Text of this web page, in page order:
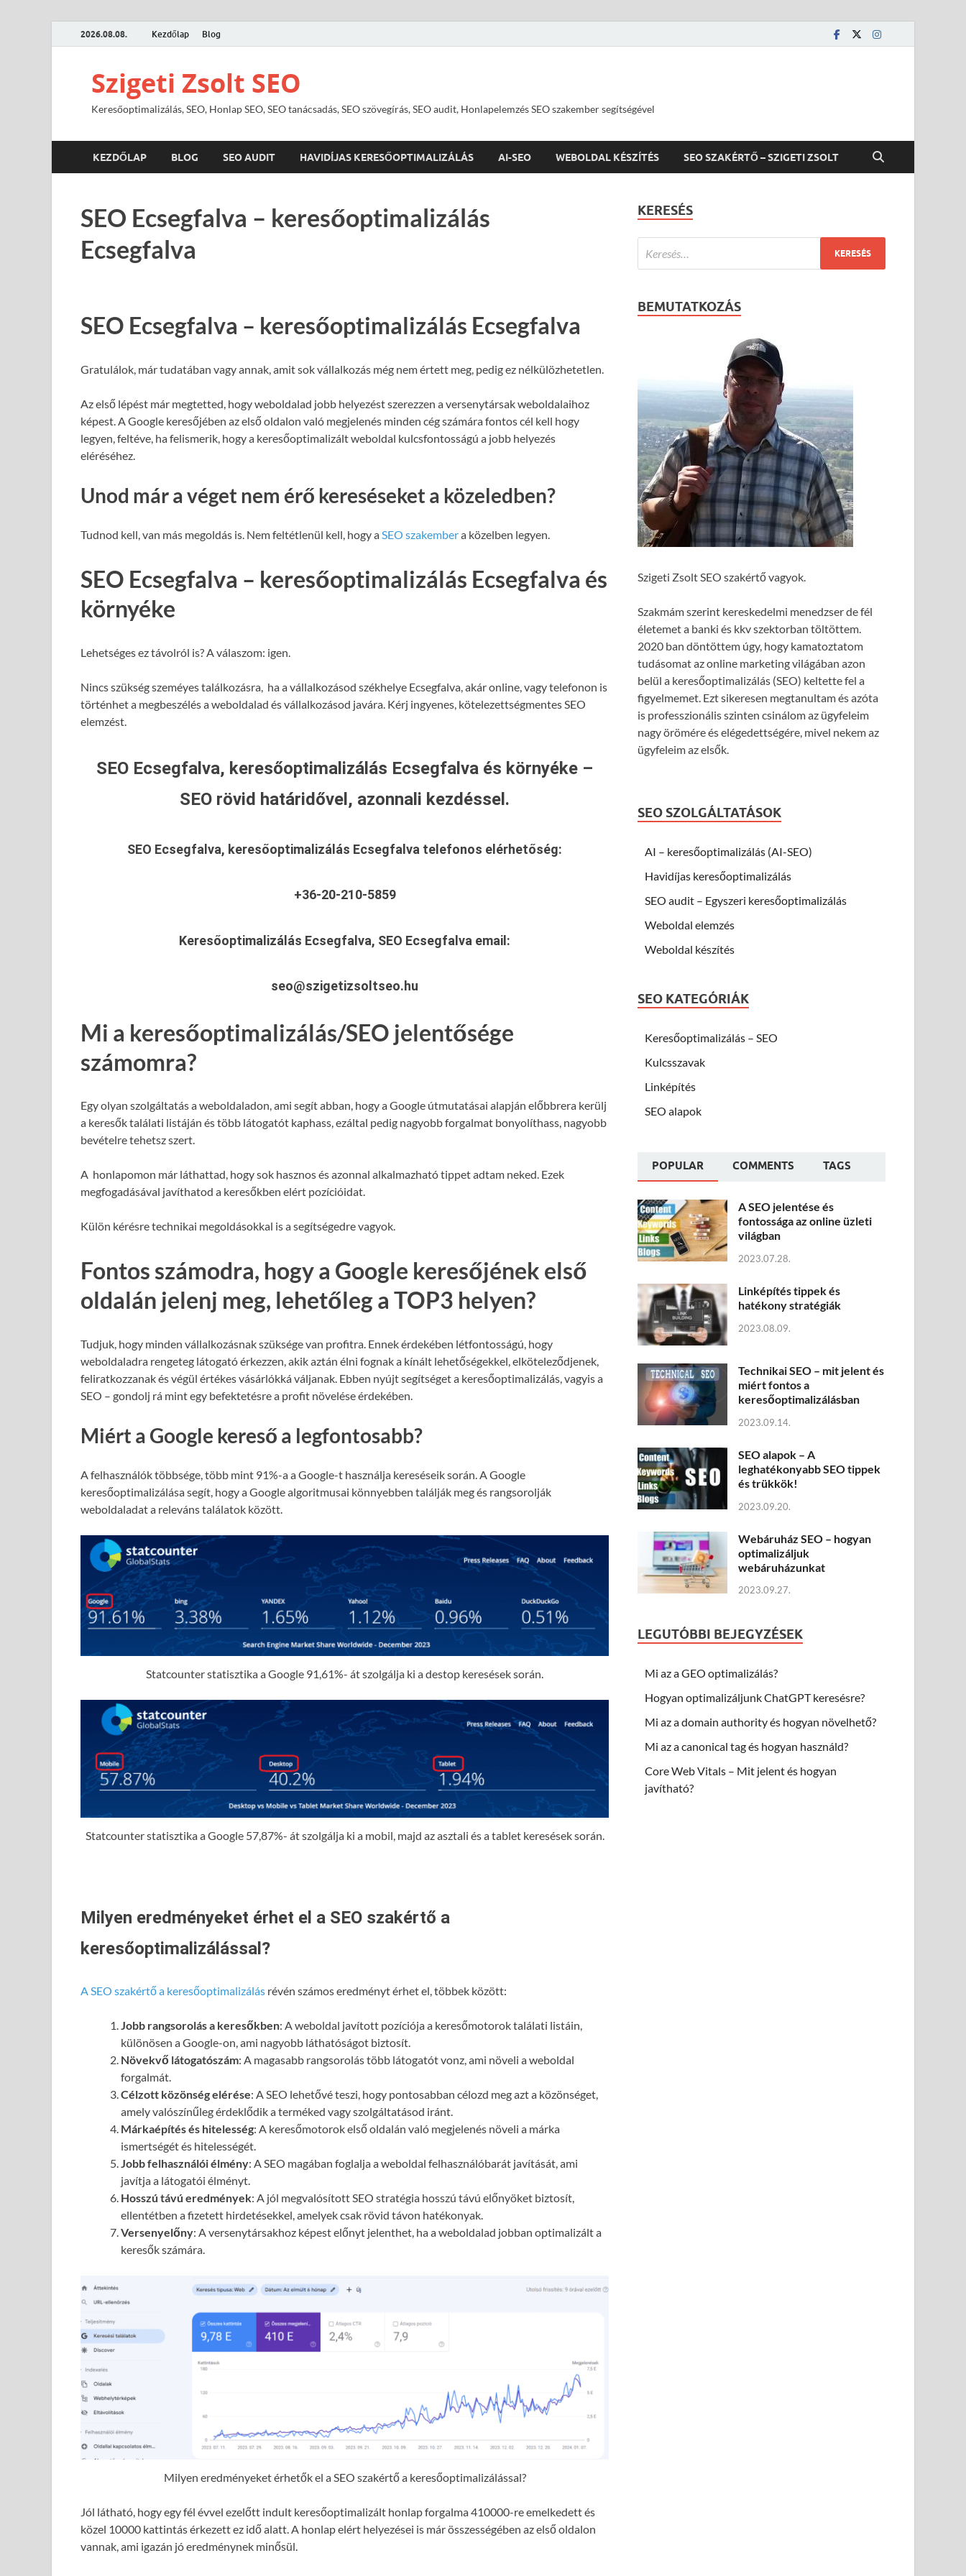
2026.08.08. Kezdőlap Blog
Szigeti Zsolt SEO
Keresőoptimalizálás, SEO, Honlap SEO, SEO tanácsadás, SEO szövegírás, SEO audit, Honlapelemzés SEO szakember segítségével
KEZDŐLAP BLOG SEO AUDIT HAVIDÍJAS KERESŐOPTIMALIZÁLÁS AI-SEO WEBOLDAL KÉSZÍTÉS SEO SZAKÉRTŐ – SZIGETI ZSOLT
SEO Ecsegfalva – keresőoptimalizálás
Ecsegfalva
SEO Ecsegfalva – keresőoptimalizálás Ecsegfalva
Gratulálok, már tudatában vagy annak, amit sok vállalkozás még nem értett meg, pedig ez nélkülözhetetlen.
Az első lépést már megtetted, hogy weboldalad jobb helyezést szerezzen a versenytársak weboldalaihoz
képest. A Google keresőjében az első oldalon való megjelenés minden cég számára fontos cél kell hogy
legyen, feltéve, ha felismerik, hogy a keresőoptimalizált weboldal kulcsfontosságú a jobb helyezés
eléréséhez.
Unod már a véget nem érő kereséseket a közeledben?
Tudnod kell, van más megoldás is. Nem feltétlenül kell, hogy aSEO szakembera közelben legyen.
SEO Ecsegfalva – keresőoptimalizálás Ecsegfalva és
környéke
Lehetséges ez távolról is? A válaszom: igen.
Nincs szükség szeméyes találkozásra, ha a vállalkozásod székhelye Ecsegfalva, akár online, vagy telefonon is
történhet a megbeszélés a weboldalad és vállalkozásod javára. Kérj ingyenes, kötelezettségmentes SEO
elemzést.
SEO Ecsegfalva, keresőoptimalizálás Ecsegfalva és környéke –
SEO rövid határidővel, azonnali kezdéssel.
SEO Ecsegfalva, keresőoptimalizálás Ecsegfalva telefonos elérhetőség:
+36-20-210-5859
Keresőoptimalizálás Ecsegfalva, SEO Ecsegfalva email:
seo@szigetizsoltseo.hu
Mi a keresőoptimalizálás/SEO jelentősége
számomra?
Egy olyan szolgáltatás a weboldaladon, ami segít abban, hogy a Google útmutatásai alapján előbbrera kerülj
a keresők találati listáján és több látogatót kaphass, ezáltal pedig nagyobb forgalmat bonyolíthass, nagyobb
bevételre tehetsz szert.
A honlapomon már láthattad, hogy sok hasznos és azonnal alkalmazható tippet adtam neked. Ezek
megfogadásával javíthatod a keresőkben elért pozícióidat.
Külön kérésre technikai megoldásokkal is a segítségedre vagyok.
Fontos számodra, hogy a Google keresőjének első
oldalán jelenj meg, lehetőleg a TOP3 helyen?
Tudjuk, hogy minden vállalkozásnak szüksége van profitra. Ennek érdekében létfontosságú, hogy
weboldaladra rengeteg látogató érkezzen, akik aztán élni fognak a kínált lehetőségekkel, elköteleződjenek,
feliratkozzanak és végül értékes vásárlókká váljanak. Ebben nyújt segítséget a keresőoptimalizálás, vagyis a
SEO – gondolj rá mint egy befektetésre a profit növelése érdekében.
Miért a Google kereső a legfontosabb?
A felhasználók többsége, több mint 91%-a a Google-t használja kereséseik során. A Google
keresőoptimalizálása segít, hogy a Google algoritmusai könnyebben találják meg és rangsorolják
weboldaladat a releváns találatok között.
Statcounter statisztika a Google 91,61%- át szolgálja ki a destop keresések során.
Statcounter statisztika a Google 57,87%- át szolgálja ki a mobil, majd az asztali és a tablet keresések során.
Milyen eredményeket érhet el a SEO szakértő a
keresőoptimalizálással?
A SEO szakértő a keresőoptimalizálás révén számos eredményt érhet el, többek között:
Jobb rangsorolás a keresőkben: A weboldal javított pozíciója a keresőmotorok találati listáin,
különösen a Google-on, ami nagyobb láthatóságot biztosít.
Növekvő látogatószám: A magasabb rangsorolás több látogatót vonz, ami növeli a weboldal
forgalmát.
Célzott közönség elérése: A SEO lehetővé teszi, hogy pontosabban célozd meg azt a közönséget,
amely valószínűleg érdeklődik a terméked vagy szolgáltatásod iránt.
Márkaépítés és hitelesség: A keresőmotorok első oldalán való megjelenés növeli a márka
ismertségét és hitelességét.
Jobb felhasználói élmény: A SEO magában foglalja a weboldal felhasználóbarát javítását, ami
javítja a látogatói élményt.
Hosszú távú eredmények: A jól megvalósított SEO stratégia hosszú távú előnyöket biztosít,
ellentétben a fizetett hirdetésekkel, amelyek csak rövid távon hatékonyak.
Versenyelőny: A versenytársakhoz képest előnyt jelenthet, ha a weboldalad jobban optimalizált a
keresők számára.
Milyen eredményeket érhetők el a SEO szakértő a keresőoptimalizálással?
Jól látható, hogy egy fél évvel ezelőtt indult keresőoptimalizált honlap forgalma 410000-re emelkedett és
közel 10000 kattintás érkezett ez idő alatt. A honlap elért helyezései is már összességében az első oldalon
vannak, ami igazán jó eredménynek minősül.
KERESÉS
BEMUTATKOZÁS
Szigeti Zsolt SEO szakértő vagyok.
Szakmám szerint kereskedelmi menedzser de fél
életemet a banki és kkv szektorban töltöttem.
2020 ban döntöttem úgy, hogy kamatoztatom
tudásomat az online marketing világában azon
belül a keresőoptimalizálás (SEO) keltette fel a
figyelmemet. Ezt sikeresen megtanultam és azóta
is professzionális szinten csinálom az ügyfeleim
nagy örömére és elégedettségére, mivel nekem az
ügyfeleim az elsők.
SEO SZOLGÁLTATÁSOK
AI – keresőoptimalizálás (AI-SEO)
Havidíjas keresőoptimalizálás
SEO audit – Egyszeri keresőoptimalizálás
Weboldal elemzés
Weboldal készítés
SEO KATEGÓRIÁK
Keresőoptimalizálás – SEO
Kulcsszavak
Linképítés
SEO alapok
POPULAR COMMENTS TAGS
A SEO jelentése és
fontossága az online üzleti
világban
2023.07.28.
Linképítés tippek és
hatékony stratégiák
2023.08.09.
Technikai SEO – mit jelent és
miért fontos a
keresőoptimalizálásban
2023.09.14.
SEO alapok – A
leghatékonyabb SEO tippek
és trükkök!
2023.09.20.
Webáruház SEO – hogyan
optimalizáljuk
webáruházunkat
2023.09.27.
LEGUTÓBBI BEJEGYZÉSEK
Mi az a GEO optimalizálás?
Hogyan optimalizáljunk ChatGPT keresésre?
Mi az a domain authority és hogyan növelhető?
Mi az a canonical tag és hogyan használd?
Core Web Vitals – Mit jelent és hogyan
javítható?